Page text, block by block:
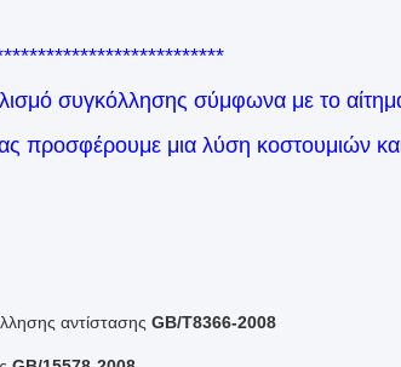
συγκόλλησης σύμφωνα με το
προσφέρουμε μια λύση κοστουμιών
αντίστασης GB/T8366-2008